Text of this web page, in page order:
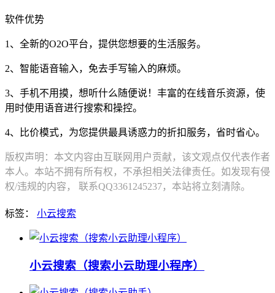
软件优势
1、全新的O2O平台，提供您想要的生活服务。
2、智能语音输入，免去手写输入的麻烦。
3、手机不用摸，想听什么随便说！丰富的在线音乐资源，使
用时使用语音进行搜索和操控。
4、比价模式，为您提供最具诱惑力的折扣服务，省时省心。
版权声明：本文内容由互联网用户贡献，该文观点仅代表作者
本人。本站不拥有所有权，不承担相关法律责任。如发现有侵
权/违规的内容， 联系QQ3361245237，本站将立刻清除。
标签： 小云搜索
小云搜索（搜索小云助理小程序）